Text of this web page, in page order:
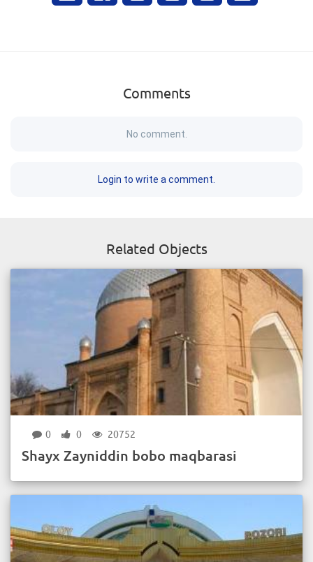
Comments
No comment.
Login to write a comment.
Related Objects
0 0 20752
Shayx Zayniddin bobo maqbarasi